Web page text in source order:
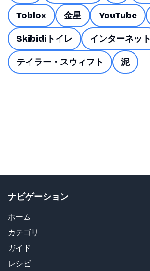
Toblox 金星 YouTube
Skibidiトイレ インターネット
テイラー・スウィフト 泥
ナビゲーション
ホーム
カテゴリ
ガイド
レシピ